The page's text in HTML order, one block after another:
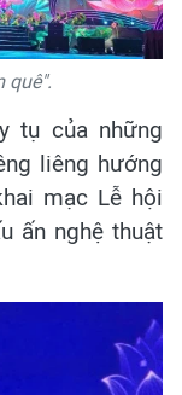
quê".
tụ của những
liêng hướng
mạc Lễ hội
ấn nghệ thuật